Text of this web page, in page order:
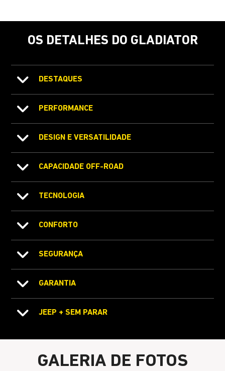
OS DETALHES DO GLADIATOR
DESTAQUES
PERFORMANCE
DESIGN E VERSATILIDADE
CAPACIDADE OFF-ROAD
TECNOLOGIA
CONFORTO
SEGURANÇA
GARANTIA
JEEP + SEM PARAR
GALERIA DE FOTOS